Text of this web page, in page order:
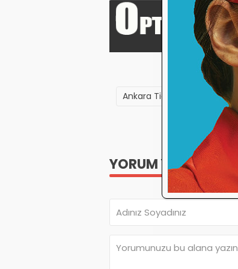
Ankara Ticaret Ato
YORUM YAP